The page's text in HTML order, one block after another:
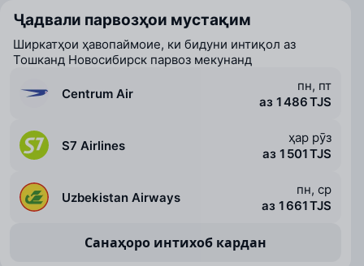
Ҷадвали парвозҳои мустақим
Ширкатҳои ҳавопаймоие, ки бидуни интиқол аз
Тошканд Новосибирск парвоз мекунанд
Centrum Air
пн, пт
аз 1 486 TJS
S7 Airlines
ҳар рӯз
аз 1 501 TJS
Uzbekistan Airways
пн, ср
аз 1 661 TJS
Санаҳоро интихоб кардан